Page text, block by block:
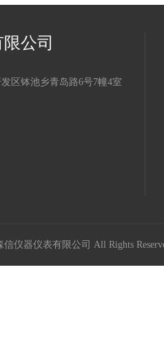
公司
区钵池乡青岛路6号7幢4室
信仪器仪表有限公司 All Rights